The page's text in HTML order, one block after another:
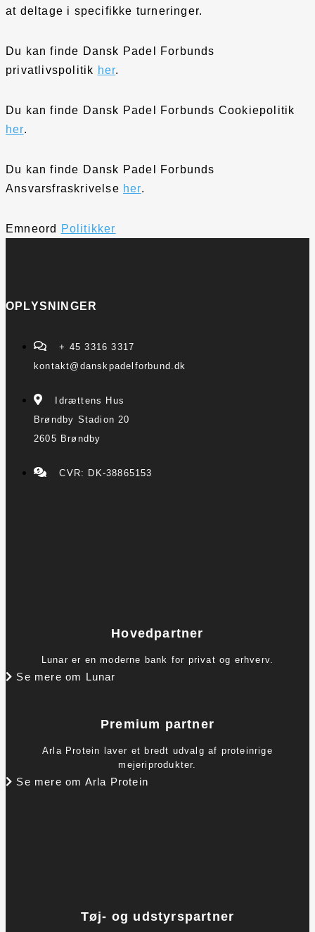
at deltage i specifikke turneringer.
Du kan finde Dansk Padel Forbunds
privatlivspolitik her.
Du kan finde Dansk Padel Forbunds Cookiepolitik
her.
Du kan finde Dansk Padel Forbunds
Ansvarsfraskrivelse her.
Emneord Politikker
OPLYSNINGER
+ 45 3316 3317
kontakt@danskpadelforbund.dk
Idrættens Hus
Brøndby Stadion 20
2605 Brøndby
CVR: DK-38865153
Hovedpartner
Lunar er en moderne bank for privat og erhverv.
Se mere om Lunar
Premium partner
Arla Protein laver et bredt udvalg af proteinrige
mejeriprodukter.
Se mere om Arla Protein
Tøj- og udstyrspartner